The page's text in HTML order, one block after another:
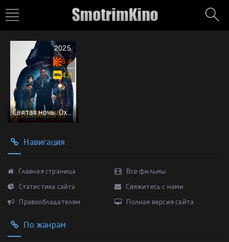
Святая ночь. Охотники на демонов
2025
6.4
4.8
Навигация
Главная страница Все фильмы
Статистика сайта Свяжитесь с нами
Правообладателям Полная версия сайта
По жанрам